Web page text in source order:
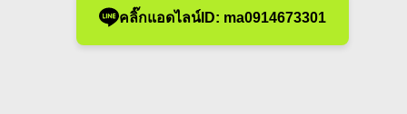
คลิ๊กแอดไลน์ID: ma0914673301